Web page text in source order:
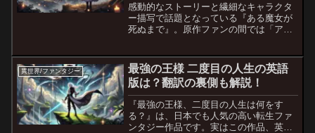
感動的なストーリーと繊細なキャラクタ
ー描写で話題となっている『ある魔女が
死ぬまで』。原作ファンの間では「アニ
が高まっています。この記事では、『あ
る魔女が死ぬまで』のアニメ化...
異世界/ファンタジー
最強の王様 二度目の人生の英語
版は？翻訳の裏側も解説！
『最強の王様、二度目の人生は何をす
る？』は、日本でも人気の高い転生ファ
ンタジー作品です。実はこの作品、英語